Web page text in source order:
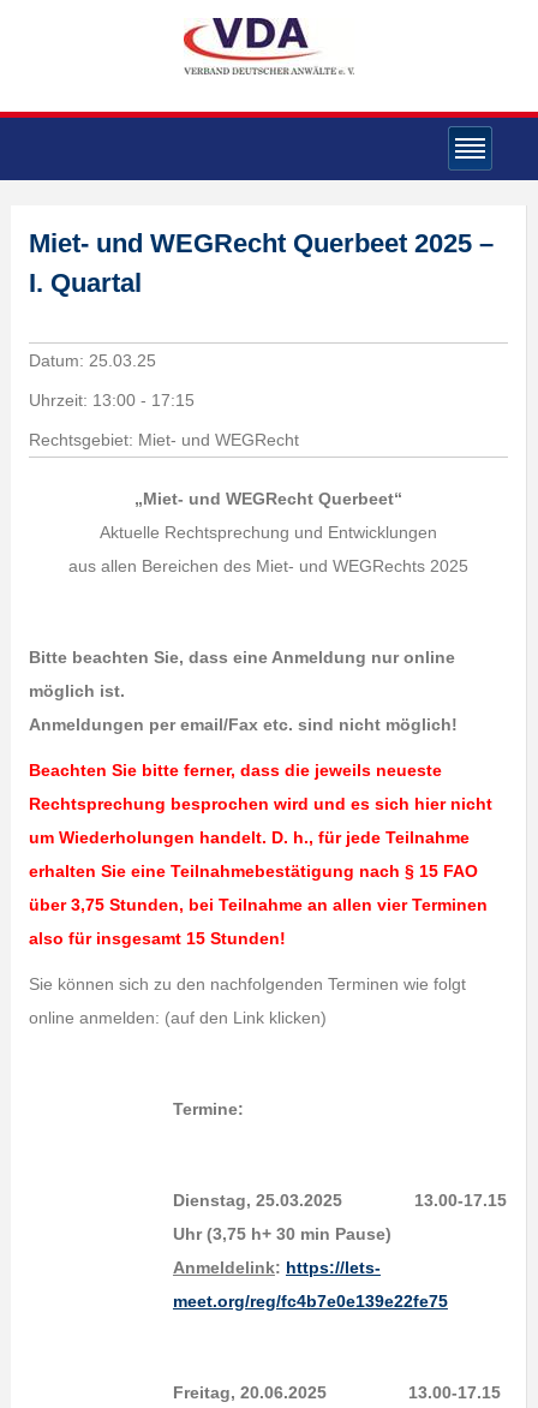
Miet- und WEGRecht Querbeet 2025 –
I. Quartal
Datum: 25.03.25
Uhrzeit: 13:00 - 17:15
Rechtsgebiet: Miet- und WEGRecht
„Miet- und WEGRecht Querbeet“
Aktuelle Rechtsprechung und Entwicklungen
aus allen Bereichen des Miet- und WEGRechts 2025
Bitte beachten Sie, dass eine Anmeldung nur online
möglich ist.
Anmeldungen per email/Fax etc. sind nicht möglich!
Beachten Sie bitte ferner, dass die jeweils neueste
Rechtsprechung besprochen wird und es sich hier nicht
um Wiederholungen handelt. D. h., für jede Teilnahme
erhalten Sie eine Teilnahmebestätigung nach § 15 FAO
über 3,75 Stunden, bei Teilnahme an allen vier Terminen
also für insgesamt 15 Stunden!
Sie können sich zu den nachfolgenden Terminen wie folgt
online anmelden: (auf den Link klicken)
Termine:
Dienstag, 25.03.2025 13.00-17.15
Uhr (3,75 h+ 30 min Pause)
Anmeldelink: https://lets-
meet.org/reg/fc4b7e0e139e22fe75
Freitag, 20.06.2025 13.00-17.15